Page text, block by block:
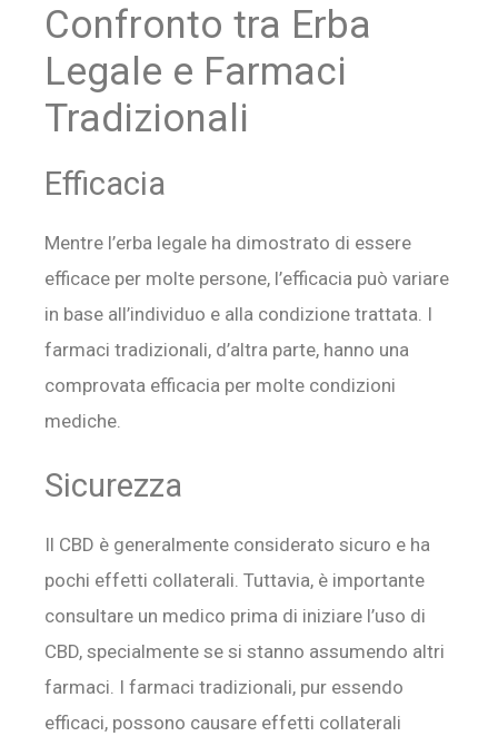
Confronto tra Erba
Legale e Farmaci
Tradizionali
Efficacia
Mentre l’erba legale ha dimostrato di essere
efficace per molte persone, l’efficacia può variare
in base all’individuo e alla condizione trattata. I
farmaci tradizionali, d’altra parte, hanno una
comprovata efficacia per molte condizioni
mediche.
Sicurezza
Il CBD è generalmente considerato sicuro e ha
pochi effetti collaterali. Tuttavia, è importante
consultare un medico prima di iniziare l’uso di
CBD, specialmente se si stanno assumendo altri
farmaci. I farmaci tradizionali, pur essendo
efficaci, possono causare effetti collaterali